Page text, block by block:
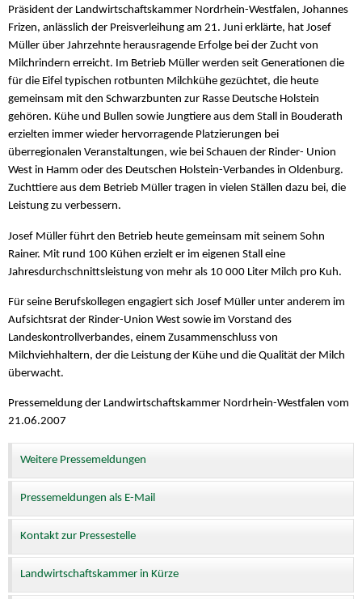
Präsident der Landwirtschaftskammer Nordrhein-Westfalen, Johannes
Frizen, anlässlich der Preisverleihung am 21. Juni erklärte, hat Josef
Müller über Jahrzehnte herausragende Erfolge bei der Zucht von
Milchrindern erreicht. Im Betrieb Müller werden seit Generationen die
für die Eifel typischen rotbunten Milchkühe gezüchtet, die heute
gemeinsam mit den Schwarzbunten zur Rasse Deutsche Holstein
gehören. Kühe und Bullen sowie Jungtiere aus dem Stall in Bouderath
erzielten immer wieder hervorragende Platzierungen bei
überregionalen Veranstaltungen, wie bei Schauen der Rinder- Union
West in Hamm oder des Deutschen Holstein-Verbandes in Oldenburg.
Zuchttiere aus dem Betrieb Müller tragen in vielen Ställen dazu bei, die
Leistung zu verbessern.
Josef Müller führt den Betrieb heute gemeinsam mit seinem Sohn
Rainer. Mit rund 100 Kühen erzielt er im eigenen Stall eine
Jahresdurchschnittsleistung von mehr als 10 000 Liter Milch pro Kuh.
Für seine Berufskollegen engagiert sich Josef Müller unter anderem im
Aufsichtsrat der Rinder-Union West sowie im Vorstand des
Landeskontrollverbandes, einem Zusammenschluss von
Milchviehhaltern, der die Leistung der Kühe und die Qualität der Milch
überwacht.
Pressemeldung der Landwirtschaftskammer Nordrhein-Westfalen vom
21.06.2007
Weitere Pressemeldungen
Pressemeldungen als E-Mail
Kontakt zur Pressestelle
Landwirtschaftskammer in Kürze